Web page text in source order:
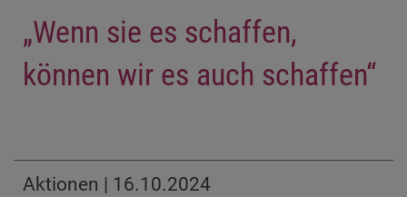
„Wenn sie es schaffen,
können wir es auch schaffen“
Aktionen | 16.10.2024